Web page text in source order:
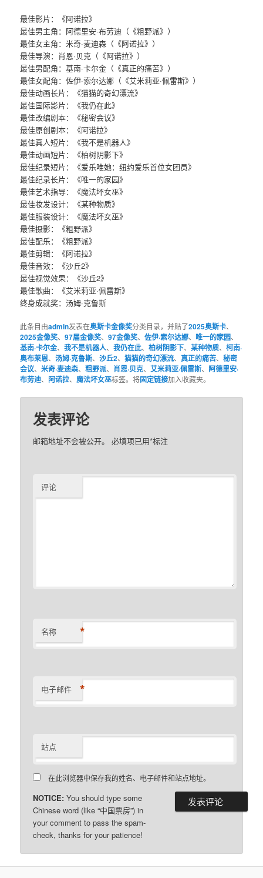
最佳影片：《阿诺拉》
最佳男主角：阿德里安·布劳迪（《粗野派》）
最佳女主角：米奇·麦迪森（《阿诺拉》）
最佳导演：肖恩·贝克（《阿诺拉》）
最佳男配角：基南·卡尔金（《真正的痛苦》）
最佳女配角：佐伊·索尔达娜（《艾米莉亚·佩雷斯》）
最佳动画长片：《猫猫的奇幻漂流》
最佳国际影片：《我仍在此》
最佳改编剧本：​​​《秘密会议》
最佳原创剧本：《阿诺拉》
最佳真人短片：《我不是机器人》
最佳动画短片：《柏树阴影下》
最佳纪录短片：《爱乐唯她：纽约爱乐首位女团员》​​​
最佳纪录长片：《唯一的家园》
最佳艺术指导：《魔法坏女巫》
最佳妆发设计：《某种物质》
最佳服装设计：《魔法坏女巫》
最佳摄影：《粗野派》
最佳配乐：《粗野派》
最佳剪辑：《阿诺拉》
最佳音效：《沙丘2》
最佳视觉效果：《沙丘2》
最佳歌曲：《艾米莉亚·佩雷斯》
终身成就奖：汤姆·克鲁斯
此条目由admin发表在奥斯卡金像奖分类目录，并贴了2025奥斯卡、
2025金像奖、97届金像奖、97金像奖、佐伊·索尔达娜、唯一的家园、
基南·卡尔金、我不是机器人、我仍在此、柏树阴影下、某种物质、柯南·
奥布莱恩、汤姆·克鲁斯、沙丘2、猫猫的奇幻漂流、真正的痛苦、秘密
会议、米奇·麦迪森、粗野派、 肖恩·贝克、艾米莉亚·佩雷斯、 阿德里安·
布劳迪、 阿诺拉、魔法坏女巫标签。将固定链接加入收藏夹。
发表评论
邮箱地址不会被公开。 必填项已用*标注
评论
名称 *
电子邮件 *
站点
在此浏览器中保存我的姓名、电子邮件和站点地址。
NOTICE: You should type some
Chinese word (like “中国票房”) in
your comment to pass the spam-
check, thanks for your patience!